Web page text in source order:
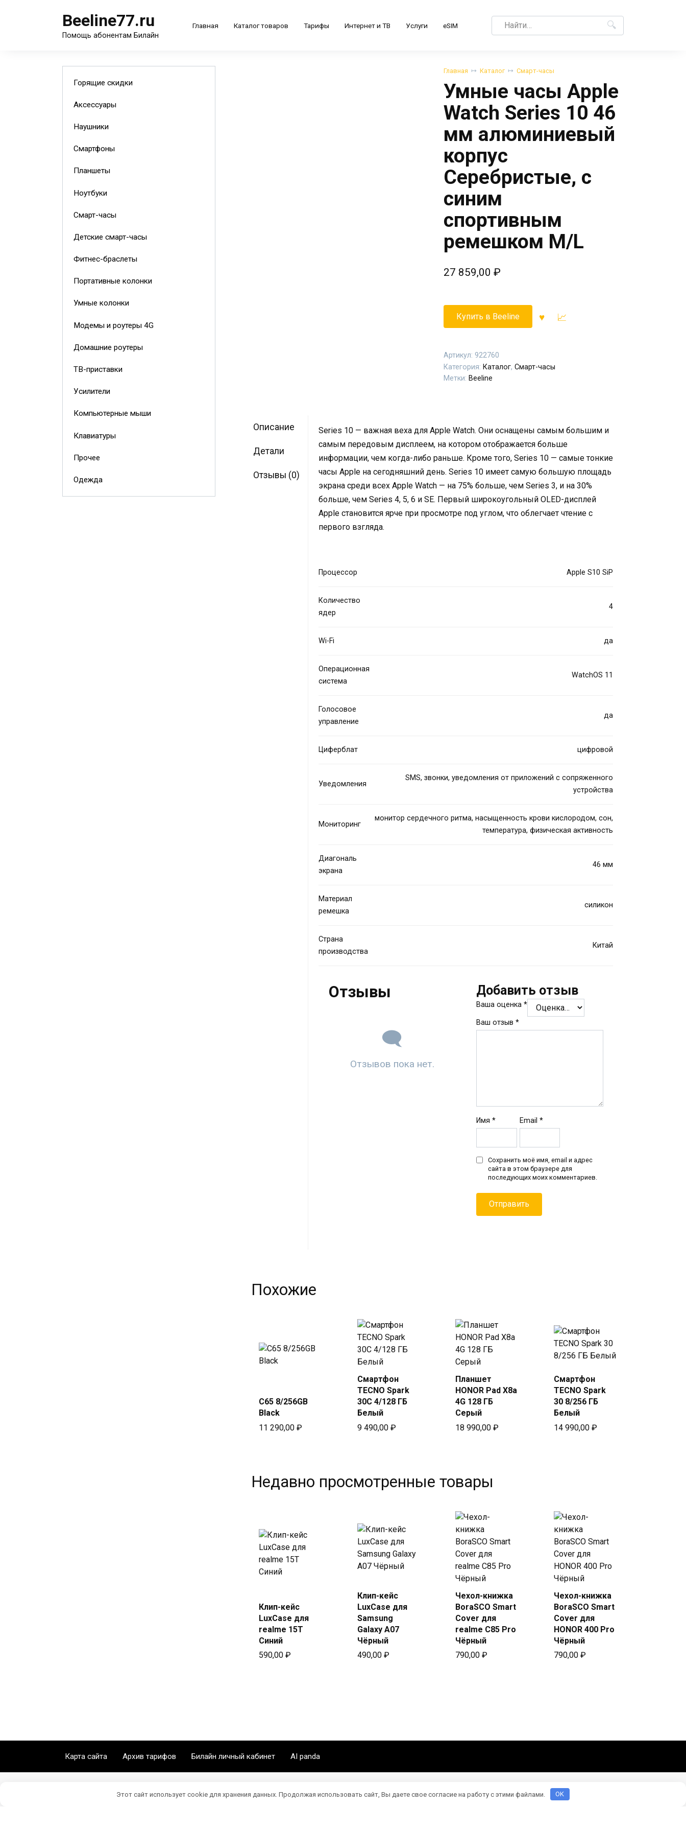
Beeline77.ru
Помощь абонентам Билайн
Главная Каталог товаров Тарифы Интернет и ТВ Услуги eSIM
Search
for:
Главная Каталог Смарт-часы
Умные часы Apple
Watch Series 10 46
мм алюминиевый
корпус
Серебристые, с
синим
спортивным
ремешком M/L
27 859,00 ₽
Купить в Beeline
Артикул: 922760
Категория: Каталог, Смарт-часы
Метки: Beeline
Описание
Детали
Отзывы (0)
Series 10 — важная веха для Apple Watch. Они оснащены самым большим и
самым передовым дисплеем, на котором отображается больше
информации, чем когда-либо раньше. Кроме того, Series 10 — самые тонкие
часы Apple на сегодняшний день. Series 10 имеет самую большую площадь
экрана среди всех Apple Watch — на 75% больше, чем Series 3, и на 30%
больше, чем Series 4, 5, 6 и SE. Первый широкоугольный OLED-дисплей
Apple становится ярче при просмотре под углом, что облегчает чтение с
первого взгляда.
Процессор Apple S10 SiP
Количество
ядер
4
Wi-Fi да
Операционная
система
WatchOS 11
Голосовое
управление
да
Циферблат цифровой
Уведомления
SMS, звонки, уведомления от приложений с сопряженного
устройства
Мониторинг
монитор сердечного ритма, насыщенность крови кислородом, сон,
температура, физическая активность
Диагональ
экрана
46 мм
Материал
ремешка
силикон
Страна
производства
Китай
Отзывы
Отзывов пока нет.
Добавить отзыв
Ваша оценка*
Ваш отзыв*
Имя* Email *
Сохранить моё имя, email и адрес
сайта в этом браузере для
последующих моих комментариев.
Похожие
в Beeline
C65 8/256GB
Black
11 290,00 ₽
Купить
в Beeline
Смартфон
TECNO Spark
30C 4/128 ГБ
Белый
9 490,00 ₽
Купить
в Beeline
Планшет
HONOR Pad X8a
4G 128 ГБ
Серый
18 990,00 ₽
Купить
в Beeline
Смартфон
TECNO Spark
30 8/256 ГБ
Белый
14 990,00 ₽
Недавно просмотренные товары
в Beeline
Клип-кейс
LuxCase для
realme 15T
Синий
590,00 ₽
Купить
в Beeline
Клип-кейс
LuxCase для
Samsung
Galaxy A07
Чёрный
490,00 ₽
Купить
в Beeline
Чехол-книжка
BoraSCO Smart
Cover для
realme C85 Pro
Чёрный
790,00 ₽
Купить
в Beeline
Чехол-книжка
BoraSCO Smart
Cover для
HONOR 400 Pro
Чёрный
790,00 ₽
Горящие скидки
Аксессуары
Наушники
Смартфоны
Планшеты
Ноутбуки
Смарт-часы
Детские смарт-часы
Фитнес-браслеты
Портативные колонки
Умные колонки
Модемы и роутеры 4G
Домашние роутеры
ТВ-приставки
Усилители
Компьютерные мыши
Клавиатуры
Прочее
Одежда
Карта сайта Архив тарифов Билайн личный кабинет AI panda
Этот сайт использует cookie для хранения данных. Продолжая использовать сайт, Вы даете свое согласие на работу с этими файлами. OK